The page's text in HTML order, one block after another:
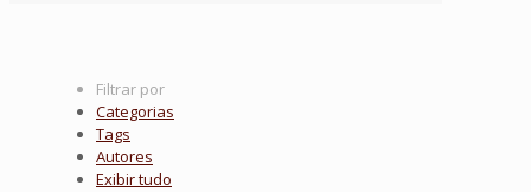
Filtrar por
Categorias
Tags
Autores
Exibir tudo